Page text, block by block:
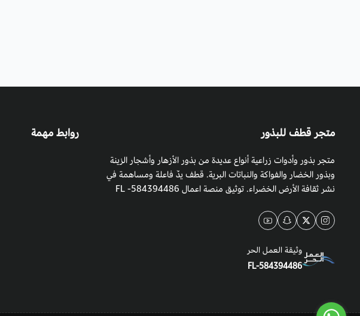
متجر قطف للبذور
متجر بذور وأدوات زراعية أنواع عديدة من بذور الأزهار وأشجار الزينة
وبذور الخضار والفواكة والنباتات البرية. قطف يدٌ فاعلة ومساهمة في
نشر ثقافة الأرض الخضراء. توثيق منصة اعمال 584394486- FL
وثيقة العمل الحر
FL-584394486
روابط مهمة